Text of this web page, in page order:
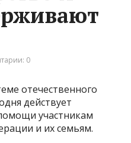
0
отечественного
действует
участникам
и их семьям.